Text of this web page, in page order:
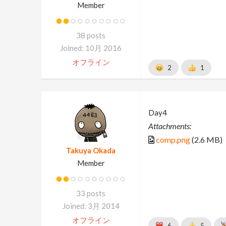
Member
38 posts
Joined: 10月 2016
オフライン
2 1
Takuya Okada
Member
33 posts
Joined: 3月 2014
オフライン
Day4
Attachments:
comp.png(2.6 MB)